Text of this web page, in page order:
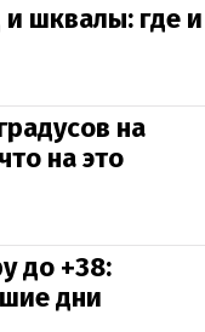
шквалы: где и
на
на это
до +38:
дни